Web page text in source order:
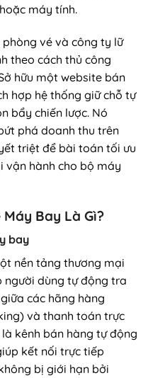
máy tính.
vé và công ty lữ
theo cách thủ công
hữu một website bán
hợp hệ thống giữ chỗ tự
bẩy chiến lược. Nó
phá doanh thu trên
triệt để bài toán tối ưu
vận hành cho bộ máy
Bay Là Gì?
bay
nền tảng thương mại
người dùng tự động tra
các hãng hàng
và thanh toán trực
kênh bán hàng tự động
kết nối trực tiếp
bị giới hạn bởi